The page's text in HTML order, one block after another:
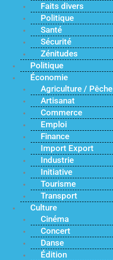
Faits divers
Politique
Santé
Sécurité
Zénitudes
Politique
Économie
Agriculture / Pêche
Artisanat
Commerce
Emploi
Finance
Import Export
Industrie
Initiative
Tourisme
Transport
Culture
Cinéma
Concert
Danse
Édition